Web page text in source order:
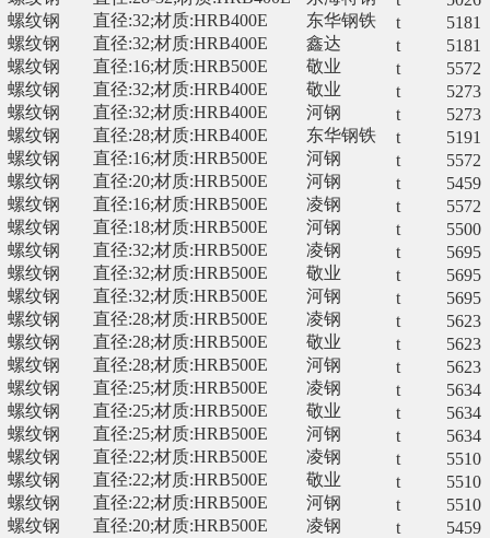
螺纹钢
直径:32;材质:HRB400E 东华钢铁 t
5181
螺纹钢
直径:32;材质:HRB400E 鑫达 t
5181
螺纹钢
直径:16;材质:HRB500E 敬业 t
5572
螺纹钢
直径:32;材质:HRB400E 敬业 t
5273
螺纹钢
直径:32;材质:HRB400E 河钢 t
5273
螺纹钢
直径:28;材质:HRB400E 东华钢铁 t
5191
螺纹钢
直径:16;材质:HRB500E 河钢 t
5572
螺纹钢
直径:20;材质:HRB500E 河钢 t
5459
螺纹钢
直径:16;材质:HRB500E 凌钢 t
5572
螺纹钢
直径:18;材质:HRB500E 河钢 t
5500
螺纹钢
直径:32;材质:HRB500E 凌钢 t
5695
螺纹钢
直径:32;材质:HRB500E 敬业 t
5695
螺纹钢
直径:32;材质:HRB500E 河钢 t
5695
螺纹钢
直径:28;材质:HRB500E 凌钢 t
5623
螺纹钢
直径:28;材质:HRB500E 敬业 t
5623
螺纹钢
直径:28;材质:HRB500E 河钢 t
5623
螺纹钢
直径:25;材质:HRB500E 凌钢 t
5634
螺纹钢
直径:25;材质:HRB500E 敬业 t
5634
螺纹钢
直径:25;材质:HRB500E 河钢 t
5634
螺纹钢
直径:22;材质:HRB500E 凌钢 t
5510
螺纹钢
直径:22;材质:HRB500E 敬业 t
5510
螺纹钢
直径:22;材质:HRB500E 河钢 t
5510
螺纹钢
直径:20;材质:HRB500E 凌钢 t
5459